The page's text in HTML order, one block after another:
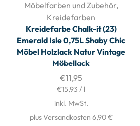
Möbelfarben und Zubehör,
Kreidefarben
Kreidefarbe Chalk-it (23)
Emerald Isle 0,75L Shaby Chic
Möbel Holzlack Natur Vintage
Möbellack
€11,95
€15,93 / l
inkl. MwSt.
plus Versandkosten 6,90 €